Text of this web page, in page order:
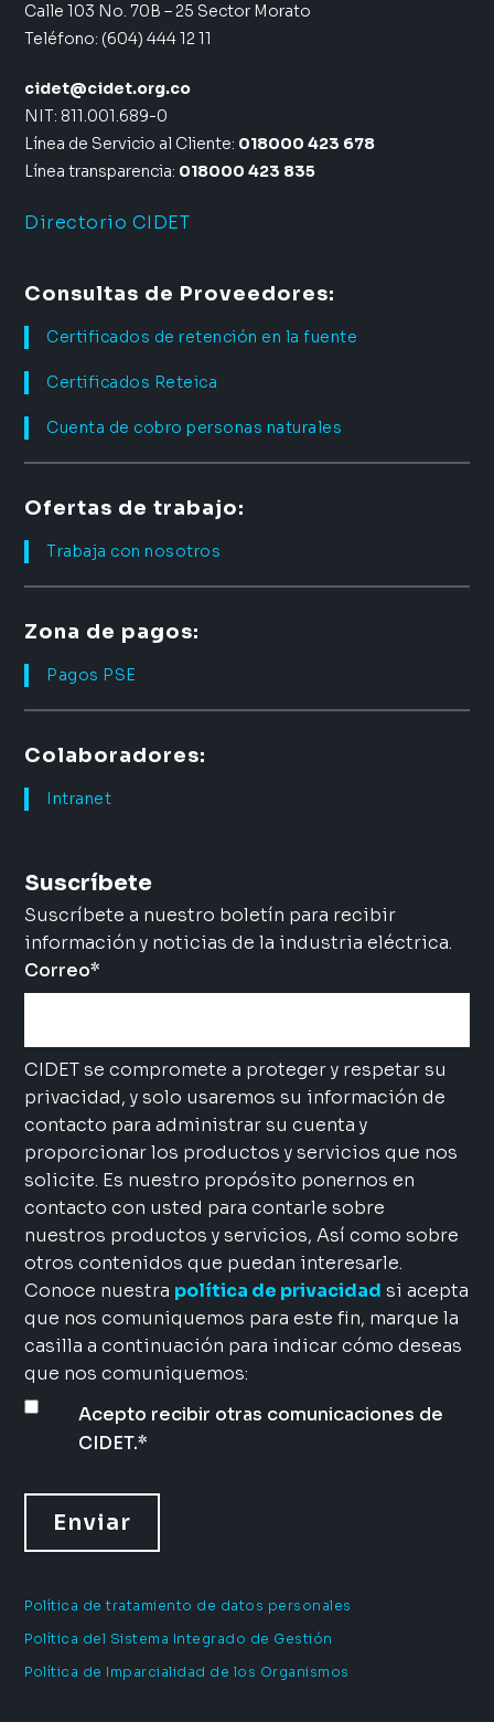
Calle 103 No. 70B – 25 Sector Morato
Teléfono: (604) 444 12 11
cidet@cidet.org.co
NIT: 811.001.689-0
Línea de Servicio al Cliente: 018000 423 678
Línea transparencia: 018000 423 835
Directorio CIDET
Consultas de Proveedores:
Certificados de retención en la fuente
Certificados Reteica
Cuenta de cobro personas naturales
Ofertas de trabajo:
Trabaja con nosotros
Zona de pagos:
Pagos PSE
Colaboradores:
Intranet
Suscríbete
Suscríbete a nuestro boletín para recibir
información y noticias de la industria eléctrica.
Correo*
CIDET se compromete a proteger y respetar su
privacidad, y solo usaremos su información de
contacto para administrar su cuenta y
proporcionar los productos y servicios que nos
solicite. Es nuestro propósito ponernos en
contacto con usted para contarle sobre
nuestros productos y servicios, Así como sobre
otros contenidos que puedan interesarle.
Conoce nuestra política de privacidad si acepta
que nos comuniquemos para este fin, marque la
casilla a continuación para indicar cómo deseas
que nos comuniquemos:
Acepto recibir otras comunicaciones de
CIDET.*
Política de tratamiento de datos personales
Política del Sistema Integrado de Gestión
Política de Imparcialidad de los Organismos